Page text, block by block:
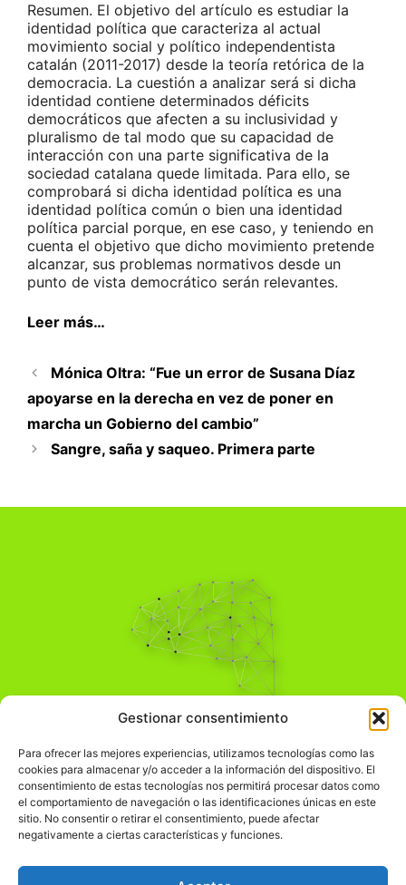
Gestionar consentimiento
Para ofrecer las mejores experiencias, utilizamos tecnologías como las
cookies para almacenar y/o acceder a la información del dispositivo. El
consentimiento de estas tecnologías nos permitirá procesar datos como
el comportamiento de navegación o las identificaciones únicas en este
sitio. No consentir o retirar el consentimiento, puede afectar
negativamente a ciertas características y funciones.
Resumen. El objetivo del artículo es estudiar la
identidad política que caracteriza al actual
movimiento social y político independentista
catalán (2011-2017) desde la teoría retórica de la
democracia. La cuestión a analizar será si dicha
identidad contiene determinados déficits
democráticos que afecten a su inclusividad y
pluralismo de tal modo que su capacidad de
interacción con una parte significativa de la
sociedad catalana quede limitada. Para ello, se
comprobará si dicha identidad política es una
identidad política común o bien una identidad
política parcial porque, en ese caso, y teniendo en
cuenta el objetivo que dicho movimiento pretende
alcanzar, sus problemas normativos desde un
punto de vista democrático serán relevantes.
Leer más…
Mónica Oltra: “Fue un error de Susana Díaz
apoyarse en la derecha en vez de poner en
marcha un Gobierno del cambio”
Sangre, saña y saqueo. Primera parte
Pensamiento Crítico
Comprender el mundo para transformarlo.
Información Legal
჻Política de privacidad